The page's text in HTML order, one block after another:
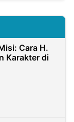
Cara H.
Karakter di